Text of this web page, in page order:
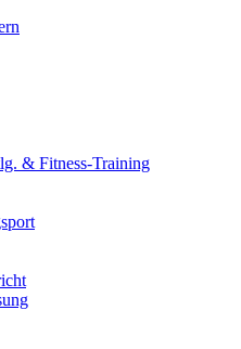
& Fitness-Training